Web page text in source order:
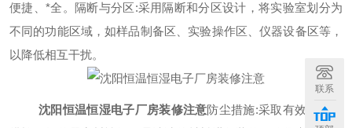
便捷、*全。隔断与分区:采用隔断和分区设计，将实验室划分为
不同的功能区域，如样品制备区、实验操作区、仪器设备区等，
以降低相互干扰。
沈阳恒温恒湿电子厂房装修注意防尘措施:采取有效的防尘
联系